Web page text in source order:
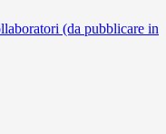
(da pubblicare in